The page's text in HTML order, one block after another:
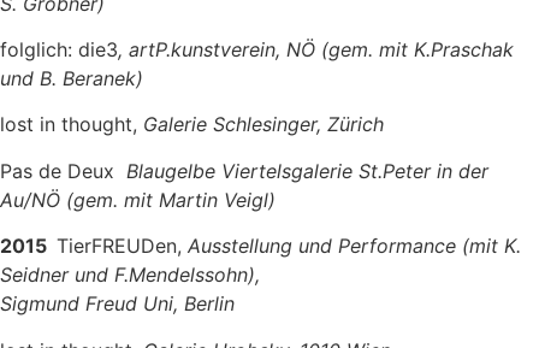
folglich: die3, artP.kunstverein, NÖ (gem. mit K.Praschak
und B. Beranek)
lost in thought, Galerie Schlesinger, Zürich
Pas de Deux Blaugelbe Viertelsgalerie St.Peter in der
Au/NÖ (gem. mit Martin Veigl)
2015 TierFREUDen, Ausstellung und Performance (mit K.
Seidner und F.Mendelssohn),
Sigmund Freud Uni, Berlin